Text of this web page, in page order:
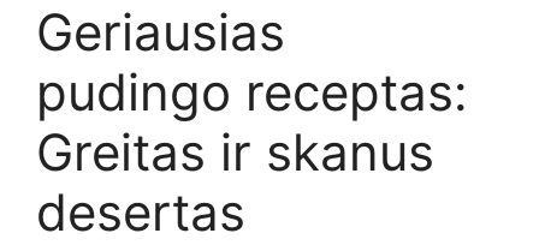
Geriausias
pudingo receptas:
Greitas ir skanus
desertas